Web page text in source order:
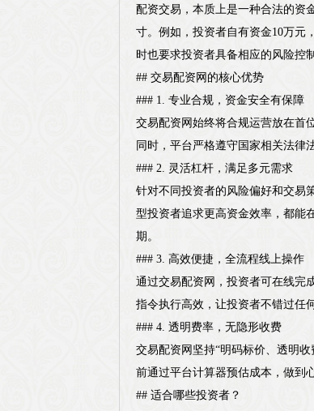
配资交易，本质上是一种合法的资
寸。例如，投资者自有资金10万元
时也要求投资者具备相应的风险控
## 交易配资网的核心优势
### 1. 专业合规，资金安全有保障
交易配资网始终将合规运营放在首
同时，平台严格遵守国家相关法律
### 2. 灵活杠杆，满足多元需求
针对不同投资者的风险偏好和交易
型投资者追求更高资金效率，都能
期。
### 3. 高效便捷，全流程线上操作
通过交易配资网，投资者可在线完
指令执行高效，让投资者不错过任
### 4. 透明费率，无隐形收费
交易配资网坚持“明码标价、透明
前通过平台计算器预估成本，做到
## 适合哪些投资者？